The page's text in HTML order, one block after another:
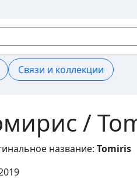
Связи и коллекции
/
название: Tomiris